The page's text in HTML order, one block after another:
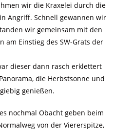
wir die Kraxelei durch die
Angriff. Schnell gewannen wir
wir gemeinsam mit den
am Einstieg des SW-Grats der
dieser dann rasch erklettert
die Herbstsonne und
genießen.
nochmal Obacht geben beim
von der Viererspitze,